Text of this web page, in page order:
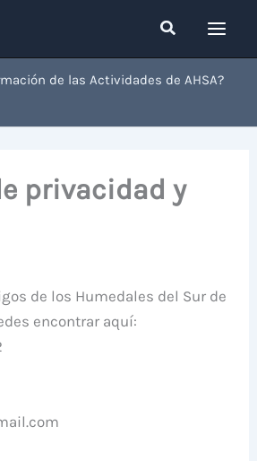
Buscar
de las Actividades de AHSA?
privacidad y
de los Humedales del Sur de
encontrar aquí: